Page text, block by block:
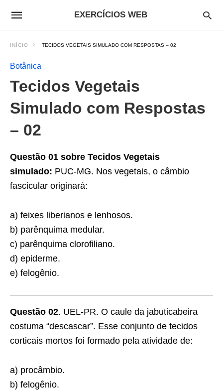
EXERCÍCIOS WEB
INÍCIO TECIDOS VEGETAIS SIMULADO COM RESPOSTAS – 02
Botânica
Tecidos Vegetais
Simulado com Respostas
– 02
Questão 01 sobre Tecidos Vegetais
simulado: PUC-MG. Nos vegetais, o câmbio
fascicular originará:
a) feixes liberianos e lenhosos.
b) parênquima medular.
c) parênquima clorofiliano.
d) epiderme.
e) felogênio.
Questão 02. UEL-PR. O caule da jabuticabeira
costuma “descascar”. Esse conjunto de tecidos
corticais mortos foi formado pela atividade de:
a) procâmbio.
b) felogênio.